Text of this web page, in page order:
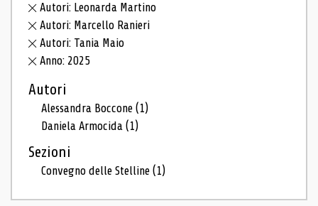
Autori: Leonarda Martino
Autori: Marcello Ranieri
Autori: Tania Maio
Anno: 2025
Autori
Alessandra Boccone(1)
Daniela Armocida(1)
Sezioni
Convegno delle Stelline(1)